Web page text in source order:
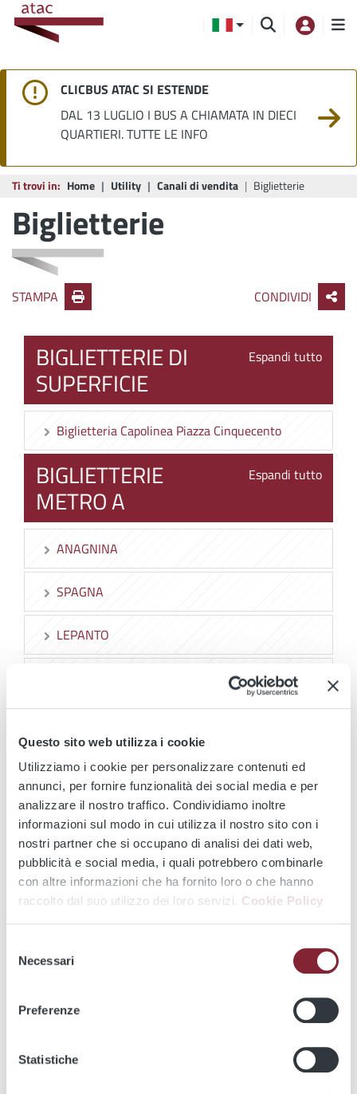
Questo sito web utilizza i cookie
Utilizziamo i cookie per personalizzare contenuti ed
annunci, per fornire funzionalità dei social media e per
analizzare il nostro traffico. Condividiamo inoltre
informazioni sul modo in cui utilizza il nostro sito con i
nostri partner che si occupano di analisi dei dati web,
pubblicità e social media, i quali potrebbero combinarle
con altre informazioni che ha fornito loro o che hanno
raccolto dal suo utilizzo dei loro servizi. Cookie Policy
delNecessari
Preferenze
Statistiche
CLICBUS ATAC SI ESTENDE
DAL 13 LUGLIO I BUS A CHIAMATA IN DIECI
QUARTIERI. TUTTE LE INFO
Ti trovi in: Home Utility Canali di vendita Biglietterie
Biglietterie
STAMPA CONDIVIDI
Espandi tutto
BIGLIETTERIE DI
SUPERFICIE
Biglietteria Capolinea Piazza Cinquecento
Espandi tutto
BIGLIETTERIE
METRO A
ANAGNINA
SPAGNA
LEPANTO
BATTISTINI
Espandi tutto
BIGLIETTERIE
METRO B/B1
LAURENTINA
PIRAMIDE
TERMINI
PONTE MAMMOLO